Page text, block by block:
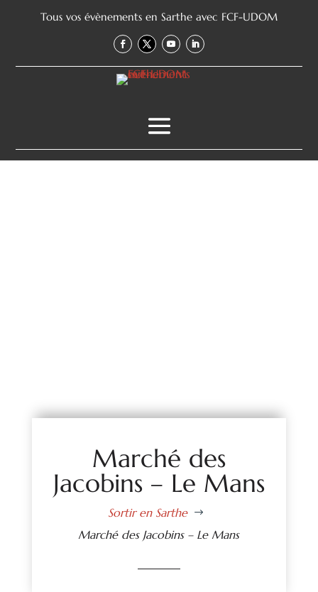
Tous vos évènements en Sarthe avec FCF-UDOM
Marché des
Jacobins – Le Mans
Sortir en Sarthe $
Marché des Jacobins – Le Mans